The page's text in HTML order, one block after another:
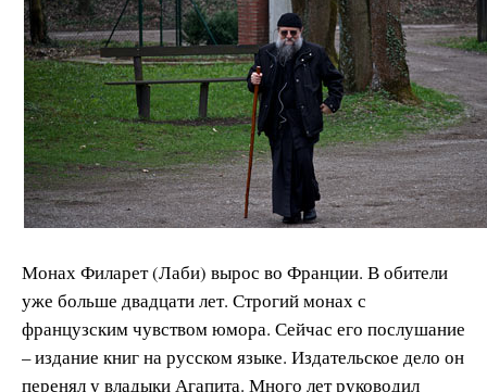
Монах Филарет (Лаби) вырос во Франции. В обители
уже больше двадцати лет. Строгий монах с
французским чувством юмора. Сейчас его послушание
– издание книг на русском языке. Издательское дело он
перенял у владыки Агапита. Много лет руководил